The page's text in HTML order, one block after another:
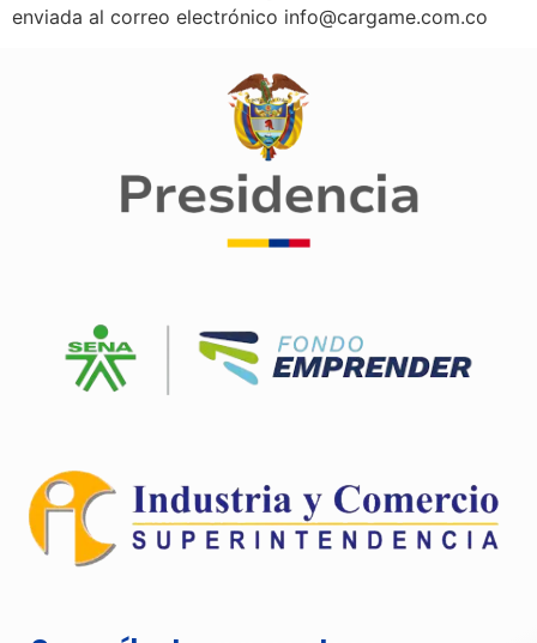
enviada al correo electrónico info@cargame.com.co